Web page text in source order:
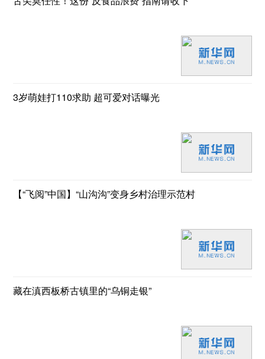
3岁萌娃打110求助 超可爱对话曝光
【“飞阅”中国】“山沟沟”变身乡村治理示范村
藏在滇西板桥古镇里的“乌铜走银”